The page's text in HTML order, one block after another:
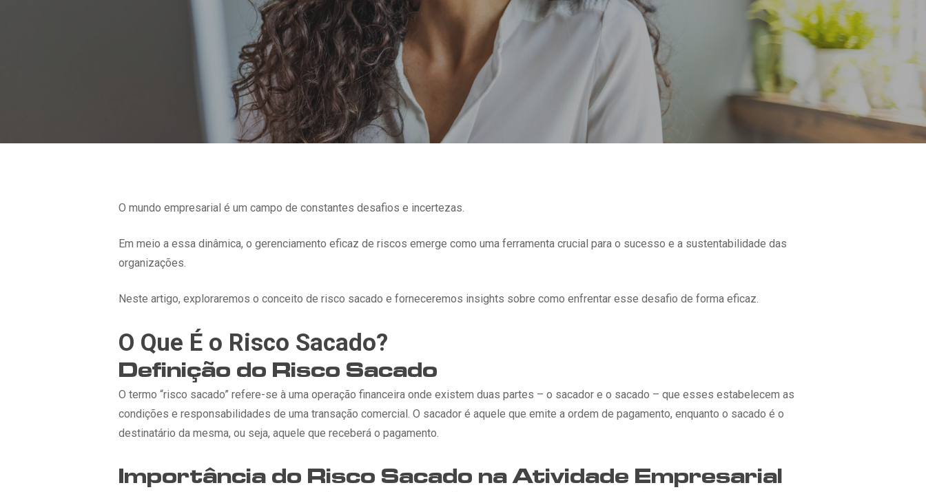
O mundo empresarial é um campo de constantes desafios e incertezas.
Em meio a essa dinâmica, o gerenciamento eficaz de riscos emerge como uma ferramenta crucial para o sucesso e a sustentabilidade das
organizações.
Neste artigo, exploraremos o conceito de risco sacado e forneceremos insights sobre como enfrentar esse desafio de forma eficaz.
O Que É o Risco Sacado?
Definição do Risco Sacado
O termo “risco sacado” refere-se à uma operação financeira onde existem duas partes – o sacador e o sacado – que esses estabelecem as
condições e responsabilidades de uma transação comercial. O sacador é aquele que emite a ordem de pagamento, enquanto o sacado é o
destinatário da mesma, ou seja, aquele que receberá o pagamento.
Importância do Risco Sacado na Atividade Empresarial